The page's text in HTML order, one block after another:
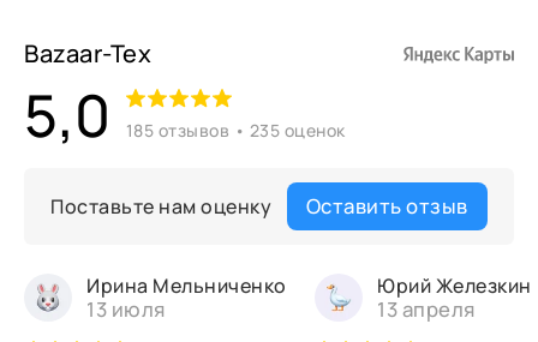
Bazaar-Tex
5,0 185 отзывов • 235 оценок
Поставьте нам оценку Оставить отзыв
Ирина Мельниченко
13 июля
Юрий Железкин
13 апреля